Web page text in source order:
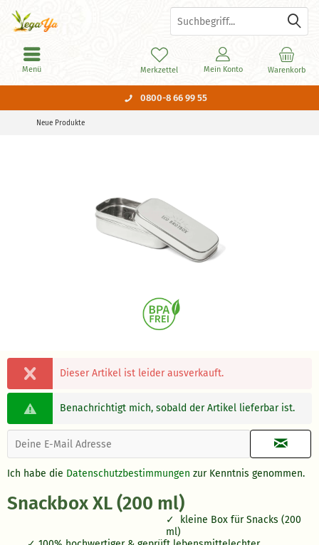
0800-8 66 99 55
Warenkorb
Merkzettel Mein Konto
Menü
Neue Produkte
Dieser Artikel ist leider ausverkauft.
Benachrichtigt mich, sobald der Artikel lieferbar ist.
Ich habe die Datenschutzbestimmungen zur Kenntnis genommen.
Snackbox XL (200 ml)
kleine Box für Snacks (200
ml)